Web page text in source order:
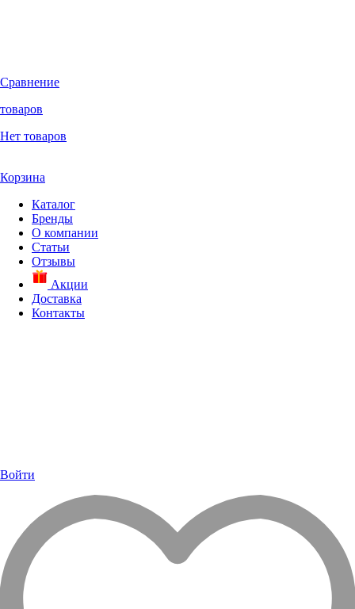
Сравнение
товаров
Нет товаров
Корзина
Каталог
Бренды
О компании
Статьи
Отзывы
Акции
Доставка
Контакты
Войти